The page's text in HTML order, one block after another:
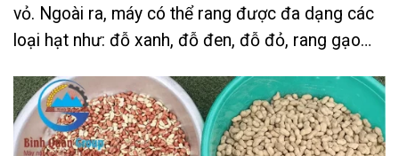
vỏ. Ngoài ra, máy có thể rang được đa dạng các
loại hạt như: đỗ xanh, đỗ đen, đỗ đỏ, rang gạo…